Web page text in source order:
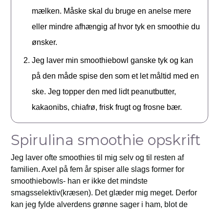
mælken. Måske skal du bruge en anelse mere
eller mindre afhængig af hvor tyk en smoothie du
ønsker.
Jeg laver min smoothiebowl ganske tyk og kan
på den måde spise den som et let måltid med en
ske. Jeg topper den med lidt peanutbutter,
kakaonibs, chiafrø, frisk frugt og frosne bær.
Spirulina smoothie opskrift
Jeg laver ofte smoothies til mig selv og til resten af
familien. Axel på fem år spiser alle slags former for
smoothiebowls- han er ikke det mindste
smagsselektiv(kræsen). Det glæder mig meget. Derfor
kan jeg fylde alverdens grønne sager i ham, blot de